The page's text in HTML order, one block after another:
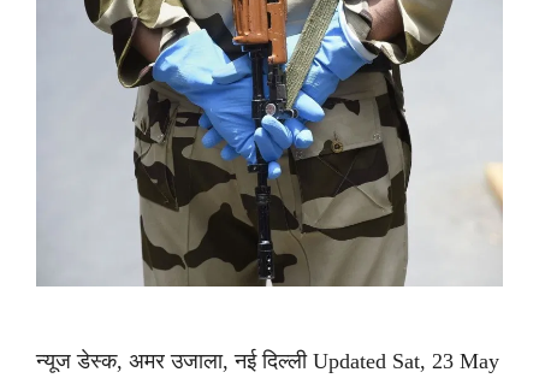
न्यूज डेस्क, अमर उजाला, नई दिल्ली Updated Sat, 23 May